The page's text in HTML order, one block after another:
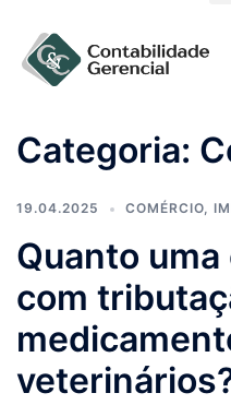
Categoria:
19.04.2025 COMÉRCIO,
Quanto
com